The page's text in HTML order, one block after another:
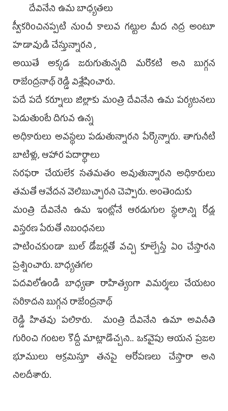
దేవినేని ఉమ బాధ్యతలు
స్వీకరించినప్పటి నుంచీ కాలువ గట్టుల మీద నిద్ర అంటూ
హడావుడి చేస్తున్నారని ,
అయితే అక్కడ జరుగుతున్నది మరొకటి అని బుగ్గన
రాజేంద్రనాథ్ రెడ్డి విశ్లేషించారు.
పదే పదే కర్నూలు జిల్లాకు మంత్రి దేవినేని ఉమ పర్యటనలు
పెడుతుంటే దిగువ ఉన్న
అధికారులు అవస్థలు పడుతున్నారని పేర్కొన్నారు. తాగునీటి
బాటిళ్లు, ఆహార పదార్థాలు
సరఫరా చేయలేక సతమతం అవుతున్నారని అధికారులు
తమతో ఆవేదన వెలిబుచ్చారని చెప్పారు. అంతెందుకు
మంత్రి దేవినేని ఉమ ఇంట్లోనే ఆరడుగుల స్థలాన్ని రోడ్ల
విస్తరణ పేరుతో నిబంధనలు
పాటించకుండా బుల్ డోజర్లతో వచ్చి కూల్చేస్తే ఏం చేస్తారని
ప్రశ్నించారు. బాధ్యతగల
పదవిలోఉండి బాధ్యతా రాహిత్యంగా విమర్శలు చేయటం
సరికాదని బుగ్గన రాజేంద్రనాథ్
రెడ్డి హితవు పలికారు. మంత్రి దేవినేని ఉమా అవినీతి
గురించి గంటల కొద్దీ మాట్లాడొచ్చని.. ఒకవైపు ఆయన ప్రజల
భూములు ఆక్రమిస్తూ తనపై ఆరోపణలు చేస్తారా అని
నిలదీశారు.